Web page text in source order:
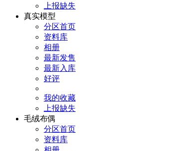
上报缺失
真实模型
分区首页
资料库
相册
最新发售
最新入库
好评
我的收藏
上报缺失
毛绒布偶
分区首页
资料库